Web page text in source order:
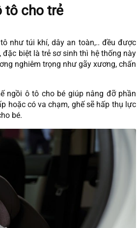
tô cho trẻ
như túi khí, dây an toàn,.. đều được
biệt là trẻ sơ sinh thì hệ thống này
nghiêm trọng như gãy xương, chấn
ngồi ô tô cho bé giúp nâng đỡ phần
hoặc có va chạm, ghế sẽ hấp thụ lực
bé.